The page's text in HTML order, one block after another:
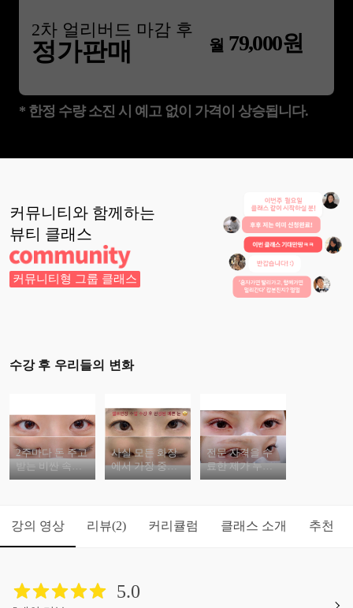
2차 얼리버드 마감 후
정가판매 월 79,000원
* 한정 수량 소진 시 예고 없이 가격이 상승됩니다.
커뮤니티와 함께하는
뷰티 클래스
커뮤니티형 그룹 클래스
수강 후 우리들의 변화
2주마다 돈 주고
받는 비싼 속눈
썹 연장? 집에서
사실 모든 화장
에서 가장 중요
한 건 바로 내 얼
예뻐지는 것이
랍니다!
전문 자격을 수
료한 제가 누구
나 가능하도록
강의 영상 리뷰(2) 커리큘럼 클래스 소개 추천
5.0